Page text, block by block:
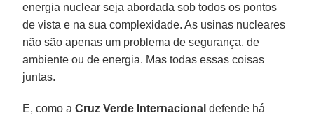
energia nuclear seja abordada sob todos os pontos
de vista e na sua complexidade. As usinas nucleares
não são apenas um problema de segurança, de
ambiente ou de energia. Mas todas essas coisas
juntas.
E, como aCruz Verde Internacional defende há